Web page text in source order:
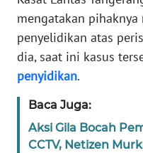
mengatakan
penyelidikan atas
dia, saat ini kasus
penyidikan.
Baca Juga:
Aksi Gila Bocah
CCTV, Netizen
KONTAK
KAMI
INFO
IKLAN
TENTANG
KAMI